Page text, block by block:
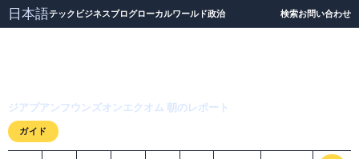
日本語テック ビジネスブログローカルワールド政治 検索お問い合わせ
ジアプアンフウンズオンエクオム 朝のレポート
ガイド